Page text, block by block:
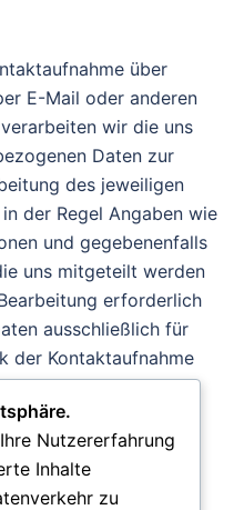
über
E-Mail oder anderen
wir die uns
Daten zur
des jeweiligen
der Regel Angaben wie
und gegebenenfalls
uns mitgeteilt werden
erforderlich
ausschließlich für
der Kontaktaufnahme
Anfragen
Berechtigte
1 lit. f) DSGVO).
Nutzererfahrung
Inhalte
zu